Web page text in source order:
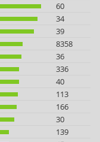
60
34
39
8358
36
336
40
113
166
30
139